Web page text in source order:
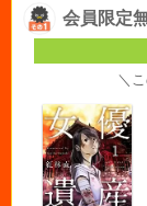
会員限定
＼